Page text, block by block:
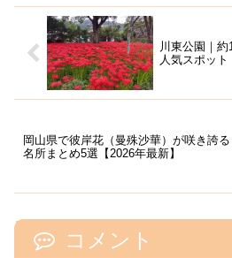
川東公園｜
人気スポット
岡山県で彼岸花（曼殊沙華）が咲き誇る
名所まとめ5選【2026年最新】
コメント